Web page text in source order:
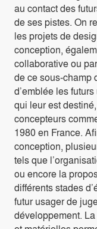
au contact des
de ses pistes. On
les projets de
conception,
collaborative ou
de ce sous-champ
d’emblée les
qui leur est
concepteurs
1980 en France.
conception,
tels que
ou encore la
différents stades
futur usager de
développement.